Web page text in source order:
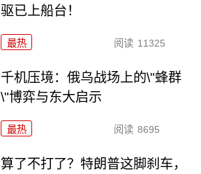
驱已上船台！
最热 阅读 11325
千机压境：俄乌战场上的\"蜂群
\"博弈与东大启示
最热 阅读 8695
算了不打了？特朗普这脚刹车，